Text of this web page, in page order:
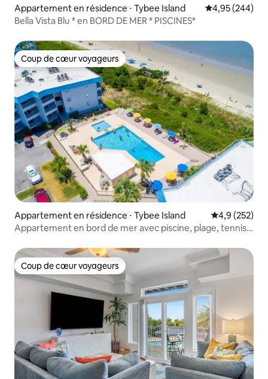
Appartement en résidence ⋅ Tybee Island Évaluation
4,95 (244)
Bella Vista Blu * en BORD DE MER * PISCINES*
Coup de cœur voyageurs
Coup de cœur voyageurs
Appartement en résidence ⋅ Tybee Island Évaluation
4,9 (252)
Appartement en bord de mer avec piscine, plage, tennis
Coup de cœur voyageurs
Coup de cœur voyageurs